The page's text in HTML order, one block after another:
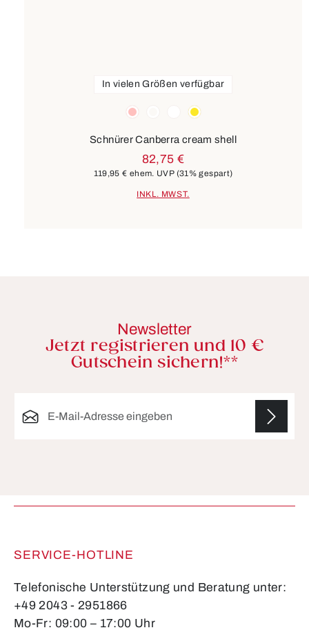
rosa weißgelb
In vielen Größen verfügbar
Schnürer Canberra cream shell
82,75 €
119,95 € ehem. UVP (31% gespart)
INKL. MWST.
Newsletter
Jetzt registrieren und 10 €
Gutschein sichern!**
SERVICE-HOTLINE
Telefonische Unterstützung und Beratung unter:
+49 2043 - 2951866
Mo-Fr: 09:00 – 17:00 Uhr